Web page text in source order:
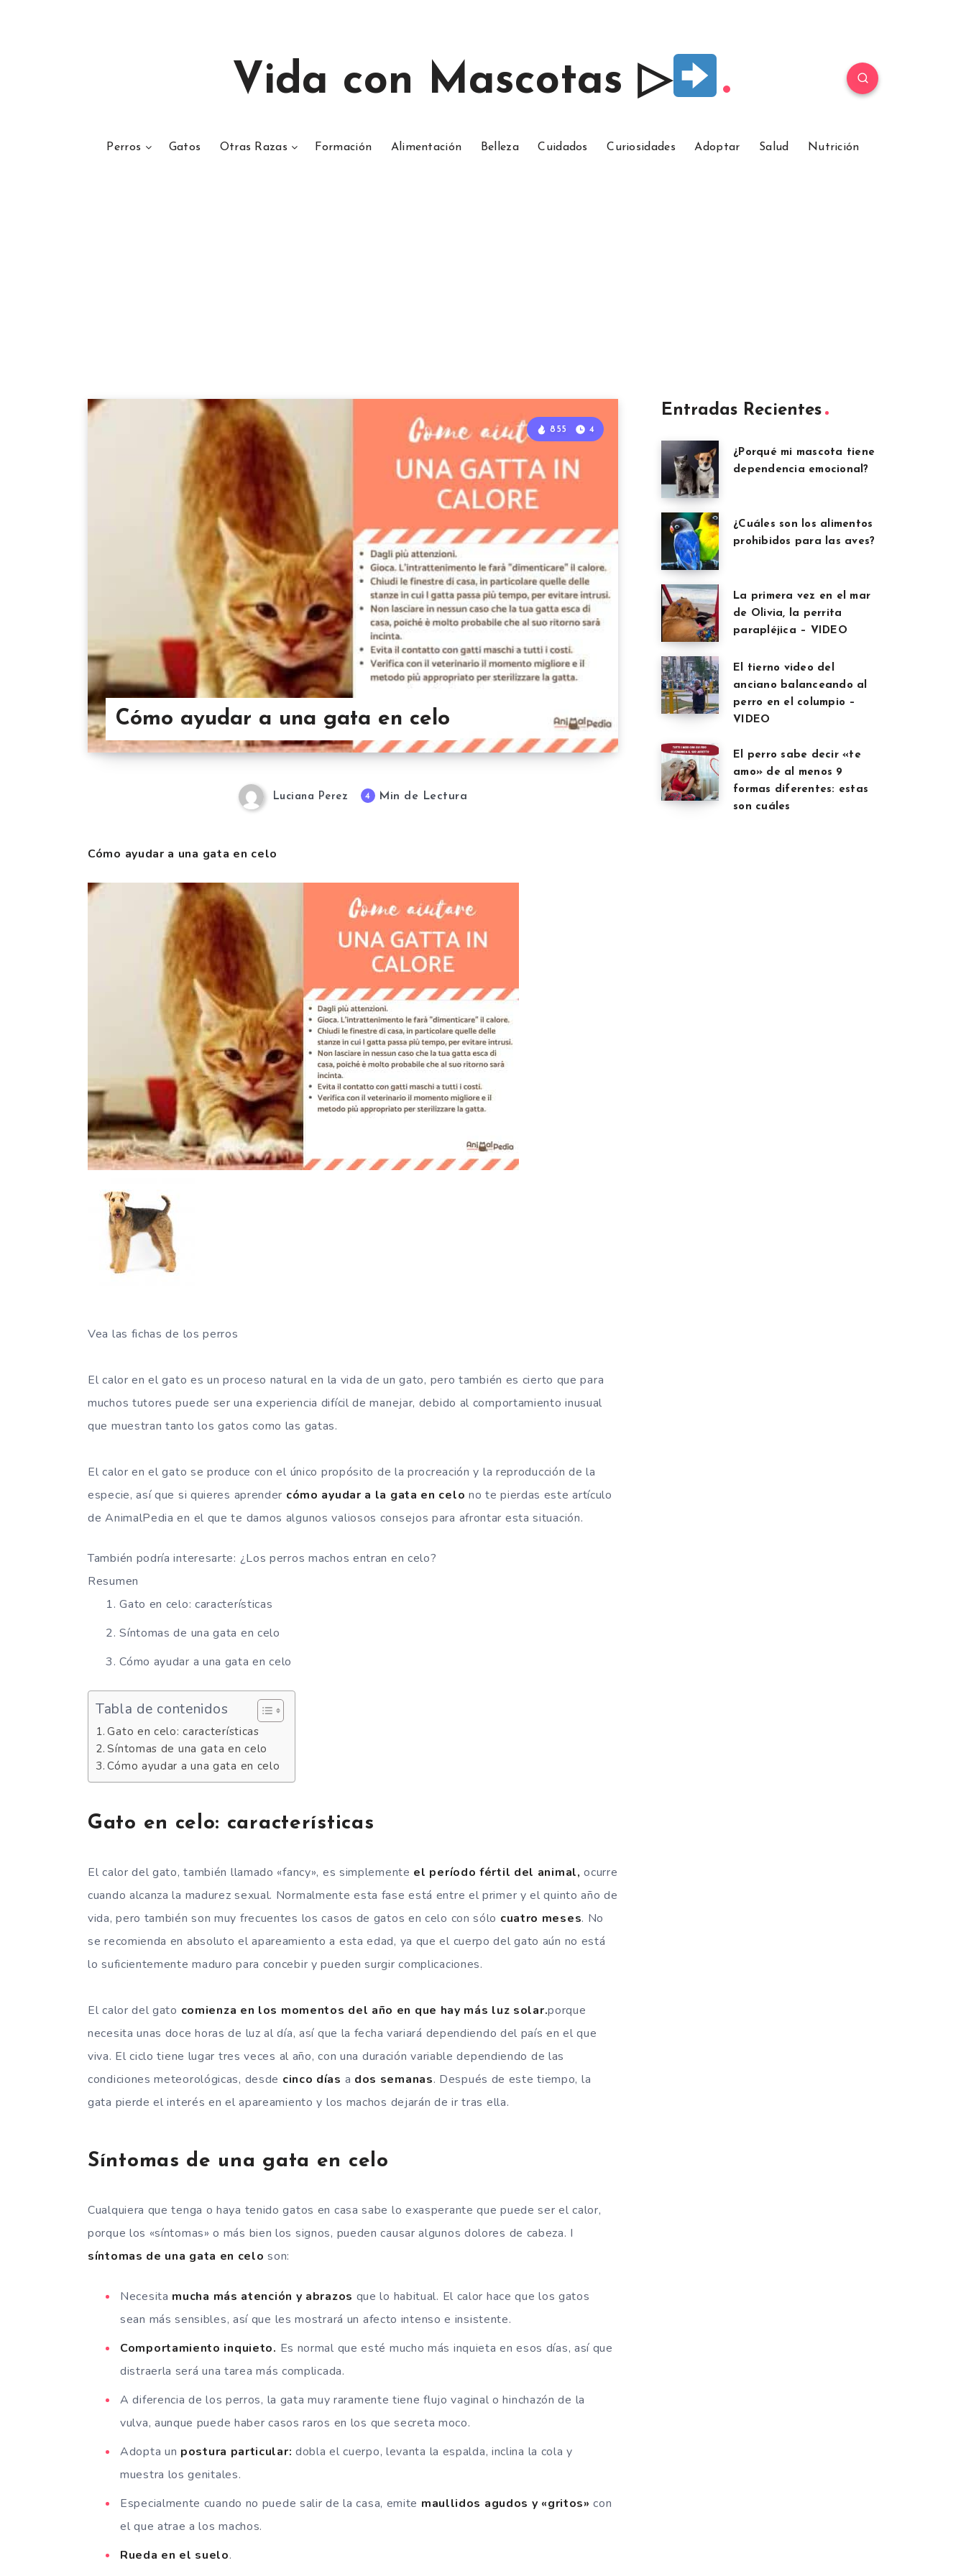
Vida con Mascotas ▷
Perros Gatos Otras Razas Formación Alimentación Belleza Cuidados Curiosidades Adoptar Salud Nutrición
Cómo ayudar a una gata en celo
855 4
Luciana Perez 4 Min de Lectura
Cómo ayudar a una gata en celo
Vea las fichas de los perros
El calor en el gato es un proceso natural en la vida de un gato, pero también es cierto que para
muchos tutores puede ser una experiencia difícil de manejar, debido al comportamiento inusual
que muestran tanto los gatos como las gatas.
El calor en el gato se produce con el único propósito de la procreación y la reproducción de la
especie, así que si quieres aprender cómo ayudar a la gata en celo no te pierdas este artículo
de AnimalPedia en el que te damos algunos valiosos consejos para afrontar esta situación.
También podría interesarte: ¿Los perros machos entran en celo?
Resumen
Gato en celo: características
Síntomas de una gata en celo
Cómo ayudar a una gata en celo
Tabla de contenidos
Gato en celo: características
Síntomas de una gata en celo
Cómo ayudar a una gata en celo
Gato en celo: características
El calor del gato, también llamado «fancy», es simplemente el período fértil del animal,ocurre
cuando alcanza la madurez sexual. Normalmente esta fase está entre el primer y el quinto año de
vida, pero también son muy frecuentes los casos de gatos en celo con sólo cuatro meses. No
se recomienda en absoluto el apareamiento a esta edad, ya que el cuerpo del gato aún no está
lo suficientemente maduro para concebir y pueden surgir complicaciones.
El calor del gato comienza en los momentos del año en que hay más luz solar.porque
necesita unas doce horas de luz al día, así que la fecha variará dependiendo del país en el que
viva. El ciclo tiene lugar tres veces al año, con una duración variable dependiendo de las
condiciones meteorológicas, desde cinco días a dos semanas. Después de este tiempo, la
gata pierde el interés en el apareamiento y los machos dejarán de ir tras ella.
Síntomas de una gata en celo
Cualquiera que tenga o haya tenido gatos en casa sabe lo exasperante que puede ser el calor,
porque los «síntomas» o más bien los signos, pueden causar algunos dolores de cabeza. I
síntomas de una gata en celo son:
Necesita mucha más atención y abrazos que lo habitual. El calor hace que los gatos
sean más sensibles, así que les mostrará un afecto intenso e insistente.
Comportamiento inquieto. Es normal que esté mucho más inquieta en esos días, así que
distraerla será una tarea más complicada.
A diferencia de los perros, la gata muy raramente tiene flujo vaginal o hinchazón de la
vulva, aunque puede haber casos raros en los que secreta moco.
Adopta un postura particular: dobla el cuerpo, levanta la espalda, inclina la cola y
muestra los genitales.
Especialmente cuando no puede salir de la casa, emite maullidos agudos y «gritos»con
el que atrae a los machos.
Rueda en el suelo.
Entradas Recientes
¿Porqué mi mascota tiene
dependencia emocional?
¿Cuáles son los alimentos
prohibidos para las aves?
La primera vez en el mar
de Olivia, la perrita
parapléjica – VIDEO
El tierno video del
anciano balanceando al
perro en el columpio –
VIDEO
El perro sabe decir «te
amo» de al menos 9
formas diferentes: estas
son cuáles